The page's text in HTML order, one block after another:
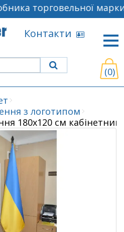
торговельної
Контакти
(0)
з логотипом
180х120 см